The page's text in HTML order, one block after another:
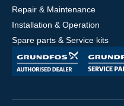
Repair & Maintenance
Installation & Operation
Spare parts & Service kits